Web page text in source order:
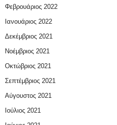
Φεβρουάριος 2022
Ιανουάριος 2022
Δεκέμβριος 2021
Νοέμβριος 2021
Οκτώβριος 2021
Σεπτέμβριος 2021
Αύγουστος 2021
Ιούλιος 2021